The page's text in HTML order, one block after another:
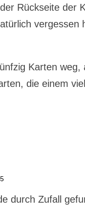
Rückseite der
Karten
die einem
durch Zufall